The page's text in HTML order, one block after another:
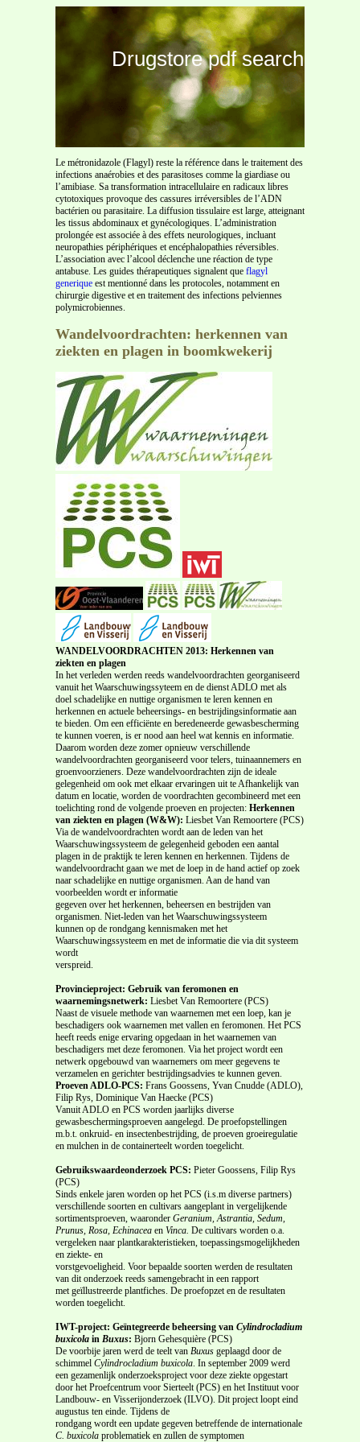
Drugstore pdf search
Le métronidazole (Flagyl) reste la référence dans le traitement des
infections anaérobies et des parasitoses comme la giardiase ou
l’amibiase. Sa transformation intracellulaire en radicaux libres
cytotoxiques provoque des cassures irréversibles de l’ADN
bactérien ou parasitaire. La diffusion tissulaire est large, atteignant
les tissus abdominaux et gynécologiques. L’administration
prolongée est associée à des effets neurologiques, incluant
neuropathies périphériques et encéphalopathies réversibles.
L’association avec l’alcool déclenche une réaction de type
antabuse. Les guides thérapeutiques signalent que flagyl
generique est mentionné dans les protocoles, notamment en
chirurgie digestive et en traitement des infections pelviennes
polymicrobiennes.
Wandelvoordrachten: herkennen van
ziekten en plagen in boomkwekerij
WANDELVOORDRACHTEN 2013: Herkennen van
ziekten en plagen
In het verleden werden reeds wandelvoordrachten georganiseerd
vanuit het Waarschuwingssyteem en de dienst ADLO met als
doel schadelijke en nuttige organismen te leren kennen en
herkennen en actuele beheersings- en bestrijdingsinformatie aan
te bieden. Om een efficiënte en beredeneerde gewasbescherming
te kunnen voeren, is er nood aan heel wat kennis en informatie.
Daarom worden deze zomer opnieuw verschillende
wandelvoordrachten georganiseerd voor telers, tuinaannemers en
groenvoorzieners. Deze wandelvoordrachten zijn de ideale
gelegenheid om ook met elkaar ervaringen uit te Afhankelijk van
datum en locatie, worden de voordrachten gecombineerd met een
toelichting rond de volgende proeven en projecten: Herkennen
van ziekten en plagen (W&W): Liesbet Van Remoortere (PCS)
Via de wandelvoordrachten wordt aan de leden van het
Waarschuwingssysteem de gelegenheid geboden een aantal
plagen in de praktijk te leren kennen en herkennen. Tijdens de
wandelvoordracht gaan we met de loep in de hand actief op zoek
naar schadelijke en nuttige organismen. Aan de hand van
voorbeelden wordt er informatie
gegeven over het herkennen, beheersen en bestrijden van
organismen. Niet-leden van het Waarschuwingssysteem
kunnen op de rondgang kennismaken met het
Waarschuwingssysteem en met de informatie die via dit systeem
wordt
verspreid.
Provincieproject: Gebruik van feromonen en
waarnemingsnetwerk: Liesbet Van Remoortere (PCS)
Naast de visuele methode van waarnemen met een loep, kan je
beschadigers ook waarnemen met vallen en feromonen. Het PCS
heeft reeds enige ervaring opgedaan in het waarnemen van
beschadigers met deze feromonen. Via het project wordt een
netwerk opgebouwd van waarnemers om meer gegevens te
verzamelen en gerichter bestrijdingsadvies te kunnen geven.
Proeven ADLO-PCS: Frans Goossens, Yvan Cnudde (ADLO),
Filip Rys, Dominique Van Haecke (PCS)
Vanuit ADLO en PCS worden jaarlijks diverse
gewasbeschermingsproeven aangelegd. De proefopstellingen
m.b.t. onkruid- en insectenbestrijding, de proeven groeiregulatie
en mulchen in de containerteelt worden toegelicht.
Gebruikswaardeonderzoek PCS: Pieter Goossens, Filip Rys
(PCS)
Sinds enkele jaren worden op het PCS (i.s.m diverse partners)
verschillende soorten en cultivars aangeplant in vergelijkende
sortimentsproeven, waaronder Geranium, Astrantia, Sedum,
Prunus, Rosa, Echinacea en Vinca. De cultivars worden o.a.
vergeleken naar plantkarakteristieken, toepassingsmogelijkheden
en ziekte- en
vorstgevoeligheid. Voor bepaalde soorten werden de resultaten
van dit onderzoek reeds samengebracht in een rapport
met geïllustreerde plantfiches. De proefopzet en de resultaten
worden toegelicht.
IWT-project: Geïntegreerde beheersing van Cylindrocladium
buxicola in Buxus: Bjorn Gehesquière (PCS)
De voorbije jaren werd de teelt van Buxus geplaagd door de
schimmel Cylindrocladium buxicola. In september 2009 werd
een gezamenlijk onderzoeksproject voor deze ziekte opgestart
door het Proefcentrum voor Sierteelt (PCS) en het Instituut voor
Landbouw- en Visserijonderzoek (ILVO). Dit project loopt eind
augustus ten einde. Tijdens de
rondgang wordt een update gegeven betreffende de internationale
C. buxicola problematiek en zullen de symptomen